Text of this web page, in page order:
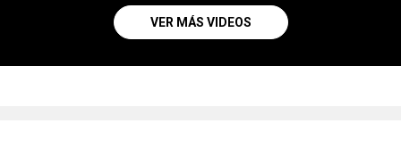
VER MÁS VIDEOS